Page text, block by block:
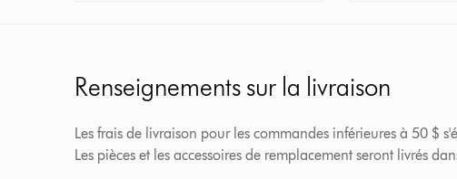
Renseignements sur la livraison
Les frais de livraison pour les commandes inférieures à 50 $
Les pièces et les accessoires de remplacement seront livrés